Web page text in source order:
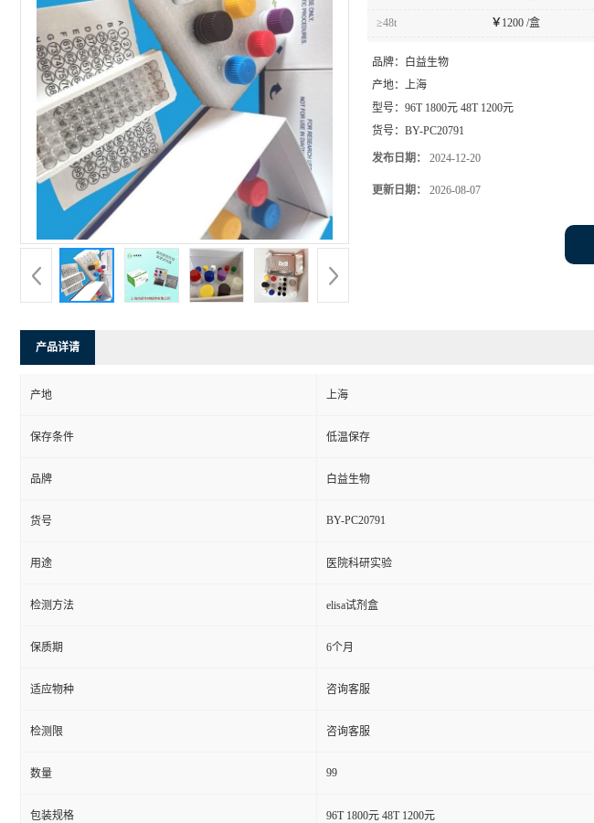
≥48t ￥ 1200 /盒
品牌：
白益生物
产地： 上海
型号： 96T 1800元 48T 1200元
货号： BY-PC20791
发布日期： 2024-12-20
更新日期： 2026-08-07
产品详请
产地 上海
保存条件 低温保存
品牌 白益生物
货号 BY-PC20791
用途 医院科研实验
检测方法 elisa试剂盒
保质期 6个月
适应物种 咨询客服
检测限 咨询客服
数量 99
包装规格 96T 1800元 48T 1200元